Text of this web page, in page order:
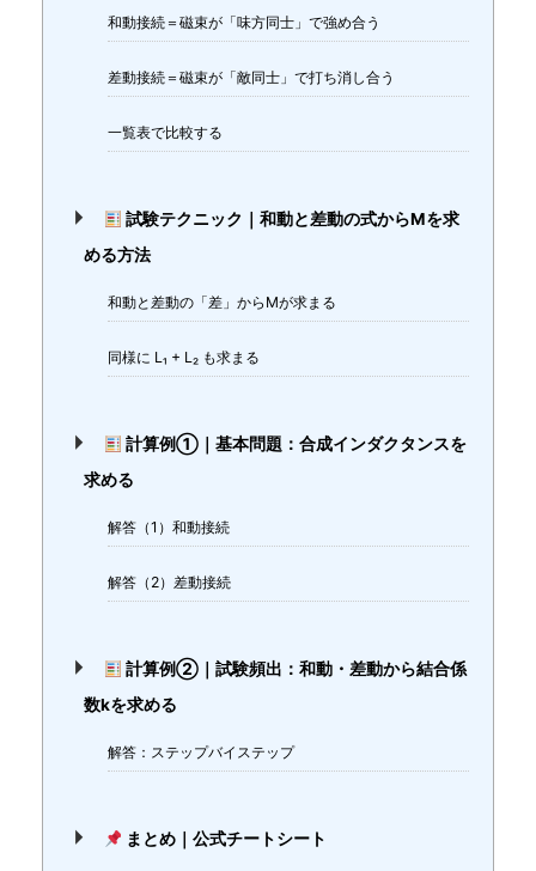
和動接続＝磁束が「味方同士」で強め合う
差動接続＝磁束が「敵同士」で打ち消し合う
一覧表で比較する
試験テクニック｜和動と差動の式からMを求
める方法
和動と差動の「差」からMが求まる
同様に L₁ + L₂ も求まる
計算例①｜基本問題：合成インダクタンスを
求める
解答（1）和動接続
解答（2）差動接続
計算例②｜試験頻出：和動・差動から結合係
数kを求める
解答：ステップバイステップ
まとめ｜公式チートシート